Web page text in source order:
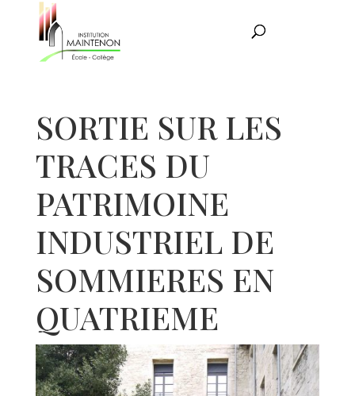
SORTIE SUR LES
TRACES DU
PATRIMOINE
INDUSTRIEL DE
SOMMIERES EN
QUATRIEME